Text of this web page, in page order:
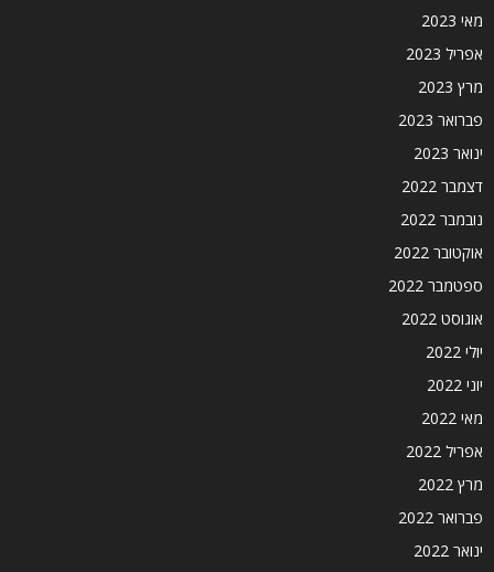
מאי 2023
אפריל 2023
מרץ 2023
פברואר 2023
ינואר 2023
דצמבר 2022
נובמבר 2022
אוקטובר 2022
ספטמבר 2022
אוגוסט 2022
יולי 2022
יוני 2022
מאי 2022
אפריל 2022
מרץ 2022
פברואר 2022
ינואר 2022